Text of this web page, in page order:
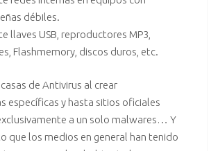
débiles.
llaves USB, reproductores MP3,
Flashmemory, discos duros, etc.
de Antivirus al crear
específicas y hasta sitios oficiales
a un solo malwares… Y
que los medios en general han tenido